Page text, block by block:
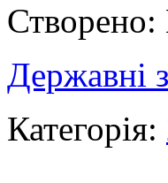
Створено:
Державні
Категорія: